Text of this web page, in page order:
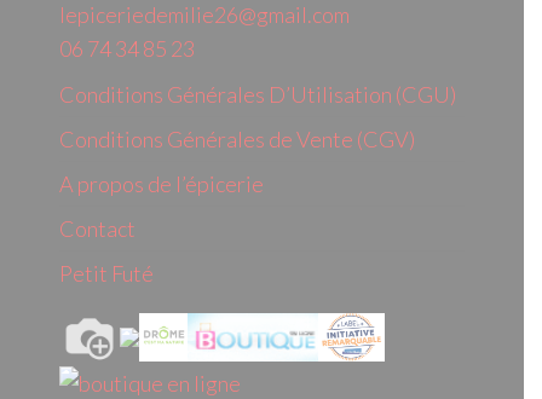
lepiceriedemilie26@gmail.com
06 74 34 85 23
Conditions Générales D’Utilisation (CGU)
Conditions Générales de Vente (CGV)
A propos de l’épicerie
Contact
Petit Futé